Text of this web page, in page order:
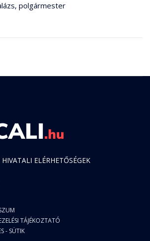
polgármester
HIVATALI ELÉRHETŐSÉGEK
TÁJÉKOZTATÓ
- SÜTIK